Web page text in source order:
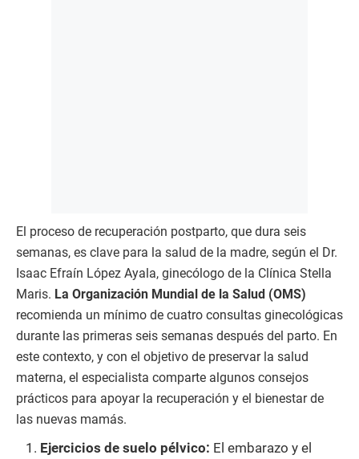
El proceso de recuperación postparto, que dura seis
semanas, es clave para la salud de la madre, según el Dr.
Isaac Efraín López Ayala, ginecólogo de la Clínica Stella
Maris. La Organización Mundial de la Salud (OMS)
recomienda un mínimo de cuatro consultas ginecológicas
durante las primeras seis semanas después del parto. En
este contexto, y con el objetivo de preservar la salud
materna, el especialista comparte algunos consejos
prácticos para apoyar la recuperación y el bienestar de
las nuevas mamás.
Ejercicios de suelo pélvico: El embarazo y el